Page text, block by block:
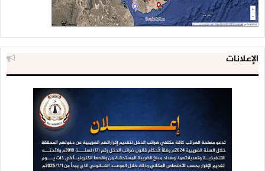
الإعلانات